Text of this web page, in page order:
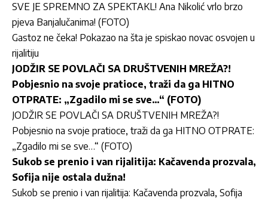
SVE JE SPREMNO ZA SPEKTAKL! Ana Nikolić vrlo brzo
pjeva Banjalučanima! (FOTO)
Gastoz ne čeka! Pokazao na šta je spiskao novac osvojen u
rijalitiju
JODŽIR SE POVLAČI SA DRUŠTVENIH MREŽA?!
Pobjesnio na svoje pratioce, traži da ga HITNO
OTPRATE: „Zgadilo mi se sve…“ (FOTO)
JODŽIR SE POVLAČI SA DRUŠTVENIH MREŽA?!
Pobjesnio na svoje pratioce, traži da ga HITNO OTPRATE:
„Zgadilo mi se sve…“ (FOTO)
Sukob se prenio i van rijalitija: Kačavenda prozvala,
Sofija nije ostala dužna!
Sukob se prenio i van rijalitija: Kačavenda prozvala, Sofija